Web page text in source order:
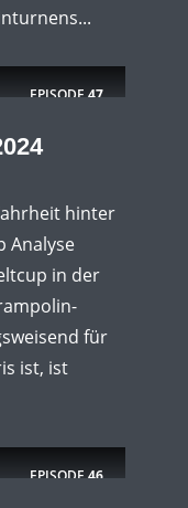
EPISODE47
hinter
Analyse
in der
für
ist, ist
EPISODE46